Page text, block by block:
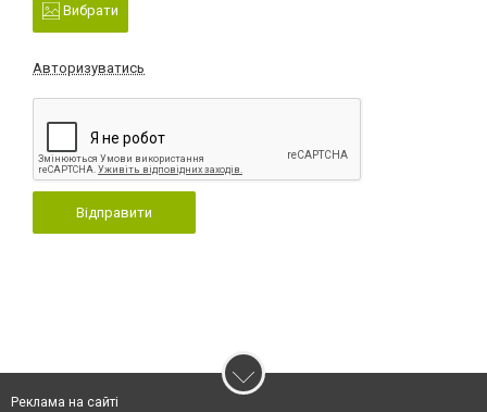
Вибрати
Авторизуватись
Відправити
Реклама на сайті